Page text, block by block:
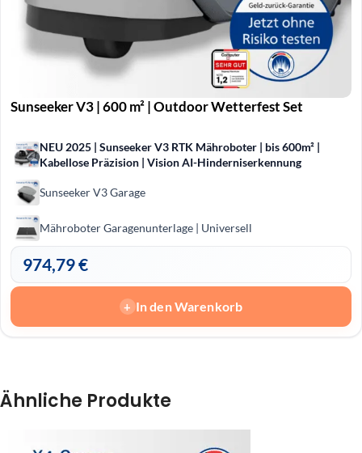
Sunseeker V3 | 600 m² | Outdoor Wetterfest Set
NEU 2025 | Sunseeker V3 RTK Mähroboter | bis 600m² |
Kabellose Präzision | Vision AI-Hinderniserkennung
Sunseeker V3 Garage
Mähroboter Garagenunterlage | Universell
974,79€
+ In den Warenkorb
Ähnliche Produkte